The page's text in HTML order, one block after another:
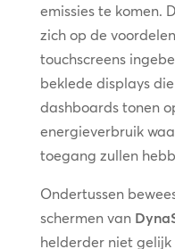
emissies te komen.
zich op de
touchscreens
beklede displays
dashboards tonen
energieverbruik
toegang zullen
Ondertussen
schermen van
helderder niet